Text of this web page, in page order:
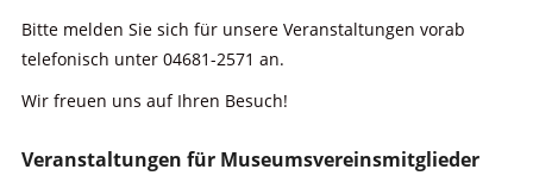
Bitte melden Sie sich für unsere Veranstaltungen vorab
telefonisch unter 04681-2571 an.
Wir freuen uns auf Ihren Besuch!
Veranstaltungen für Museumsvereinsmitglieder